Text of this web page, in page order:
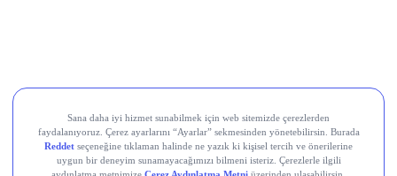
Teknik Analiz Nedir?